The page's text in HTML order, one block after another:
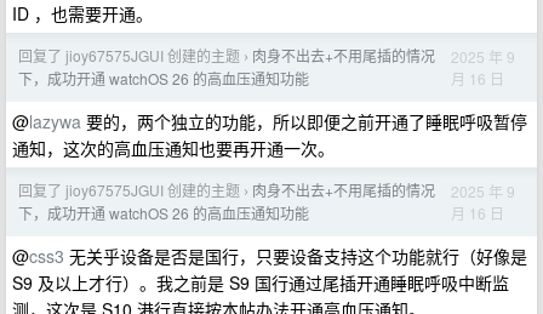
ID ，也需要开通。
回复了 jioy67575JGUI 创建的主题 › 肉身不出去+不用尾插的情况
下，成功开通 watchOS 26 的高血压通知功能
2025 年 9
月 16 日
@lazywa 要的，两个独立的功能，所以即便之前开通了睡眠呼吸暂停
通知，这次的高血压通知也要再开通一次。
回复了 jioy67575JGUI 创建的主题 › 肉身不出去+不用尾插的情况
下，成功开通 watchOS 26 的高血压通知功能
2025 年 9
月 16 日
@css3 无关乎设备是否是国行，只要设备支持这个功能就行（好像是
S9 及以上才行）。我之前是 S9 国行通过尾插开通睡眠呼吸中断监
测，这次是 S10 港行直接按本帖办法开通高血压通知。